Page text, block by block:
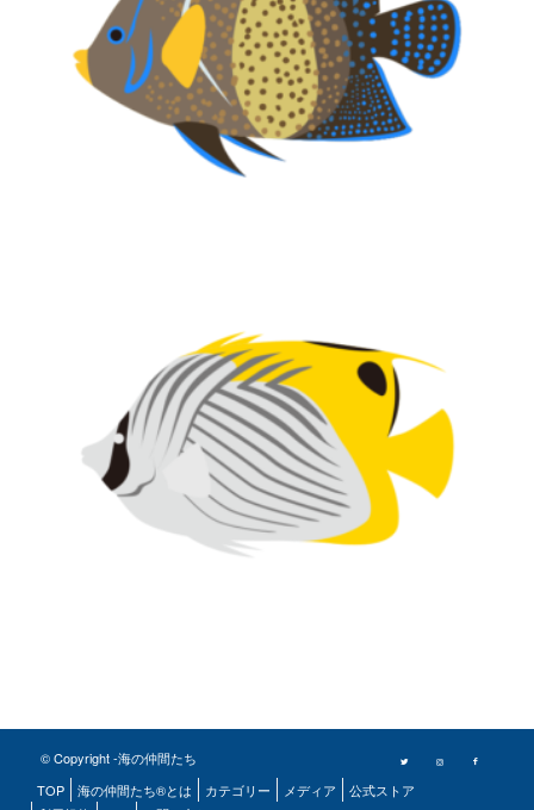
© Copyright -海の仲間たち
TOP
海の仲間たち®とは カテゴリー メディア
公式ストア